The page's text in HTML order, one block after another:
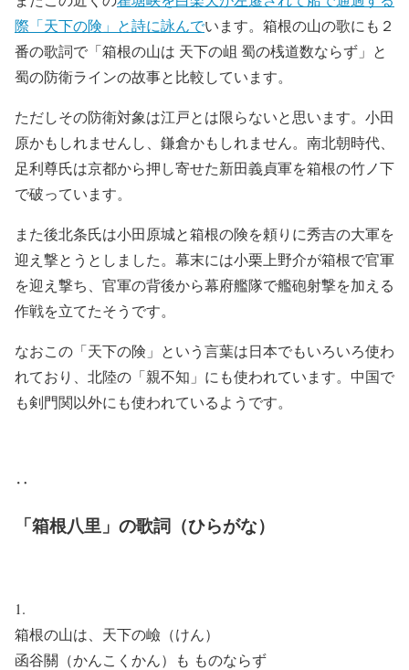
際「天下の険」と詩に詠んでいます。箱根の山の歌にも２
番の歌詞で「箱根の山は 天下の岨 蜀の桟道数ならず」と
蜀の防衛ラインの故事と比較しています。
ただしその防衛対象は江戸とは限らないと思います。小田
原かもしれませんし、鎌倉かもしれません。南北朝時代、
足利尊氏は京都から押し寄せた新田義貞軍を箱根の竹ノ下
で破っています。
また後北条氏は小田原城と箱根の険を頼りに秀吉の大軍を
迎え撃とうとしました。幕末には小栗上野介が箱根で官軍
を迎え撃ち、官軍の背後から幕府艦隊で艦砲射撃を加える
作戦を立てたそうです。
なおこの「天下の険」という言葉は日本でもいろいろ使わ
れており、北陸の「親不知」にも使われています。中国で
も剣門関以外にも使われているようです。
‥
「箱根八里」の歌詞（ひらがな）
1.
箱根の山は、天下の嶮（けん）
函谷關（かんこくかん）も ものならず